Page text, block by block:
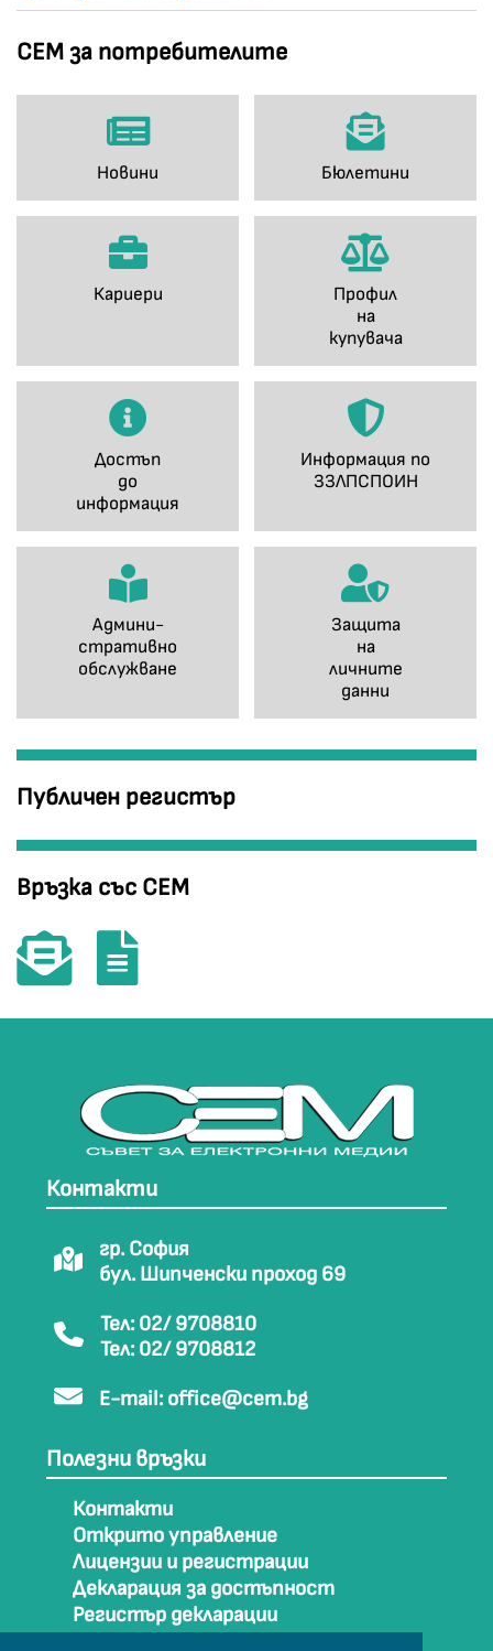
СЕМ за потребителите
Новини Бюлетини
Кариери
Профил
на
купувача
Достъп
до
информация
Информация по
ЗЗЛПСПОИН
Админи-
стративно
обслужване
Защита
на
личните
данни
Публичен регистър
Връзка със СЕМ
Контакти
гр. София
бул. Шипченски проход 69
Тел: 02/ 9708810
Тел: 02/ 9708812
E-mail: office@cem.bg
Полезни връзки
Контакти
Открито управление
Лицензии и регистрации
Декларация за достъпност
Регистър декларации